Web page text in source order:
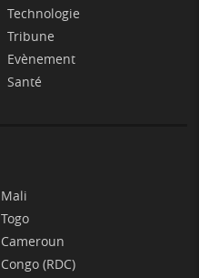
Technologie
Tribune
Evènement
Santé
Mali
Togo
Cameroun
Congo (RDC)